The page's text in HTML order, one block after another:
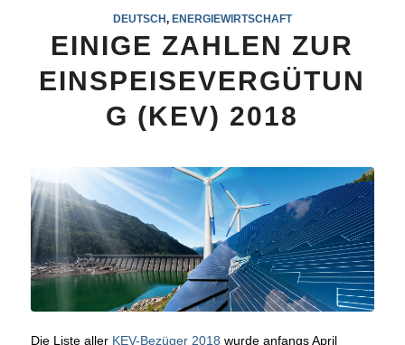
DEUTSCH, ENERGIEWIRTSCHAFT
EINIGE ZAHLEN ZUR
EINSPEISEVERGÜTUN
G (KEV) 2018
Die Liste aller KEV-Bezüger 2018 wurde anfangs April